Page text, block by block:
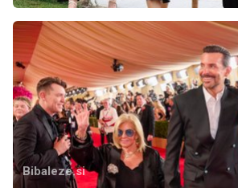
Bibaleze.si